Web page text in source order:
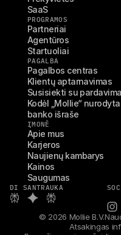
SaaS
PROGRAMOS
Partneriai
Agentūros
Startuoliai
PAGALBA
Pagalbos centras
Klientų aptarnavimas
Susisiekti su
Kodėl „Mollie“
banko išraše
ĮMONĖ
Apie mus
Karjeros
Naujienų kambarys
Kainos
Saugumas
DI SANTRAUKA
© 2026 Mollie B.V.
Atsakingas